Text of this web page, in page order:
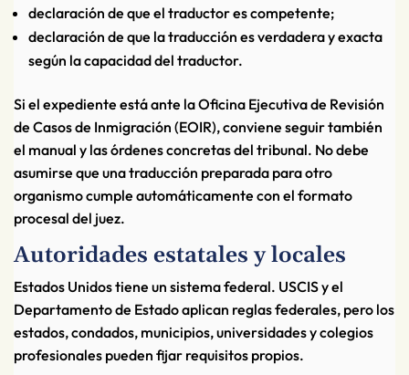
declaración de que el traductor es competente;
declaración de que la traducción es verdadera y exacta
según la capacidad del traductor.
Si el expediente está ante la Oficina Ejecutiva de Revisión
de Casos de Inmigración (EOIR), conviene seguir también
el manual y las órdenes concretas del tribunal. No debe
asumirse que una traducción preparada para otro
organismo cumple automáticamente con el formato
procesal del juez.
Autoridades estatales y locales
Estados Unidos tiene un sistema federal. USCIS y el
Departamento de Estado aplican reglas federales, pero los
estados, condados, municipios, universidades y colegios
profesionales pueden fijar requisitos propios.